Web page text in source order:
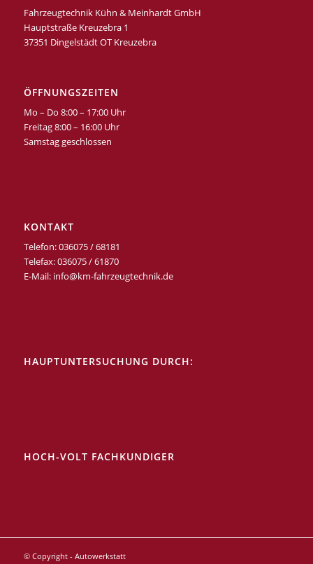
Fahrzeugtechnik Kühn & Meinhardt GmbH
Hauptstraße Kreuzebra 1
37351 Dingelstädt OT Kreuzebra
ÖFFNUNGSZEITEN
Mo – Do 8:00 – 17:00 Uhr
Freitag 8:00 – 16:00 Uhr
Samstag geschlossen
KONTAKT
Telefon: 036075 / 68181
Telefax: 036075 / 61870
E-Mail: info@km-fahrzeugtechnik.de
HAUPTUNTERSUCHUNG DURCH:
HOCH-VOLT FACHKUNDIGER
© Copyright - Autowerkstatt